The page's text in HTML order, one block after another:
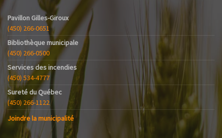
Pavillon Gilles-Giroux
(450) 266-0651
Bibliothèque municipale
(450) 266-0500
Services des incendies
(450) 534-4777
Sureté du Québec
(450) 266-1122
Joindre la municipalité